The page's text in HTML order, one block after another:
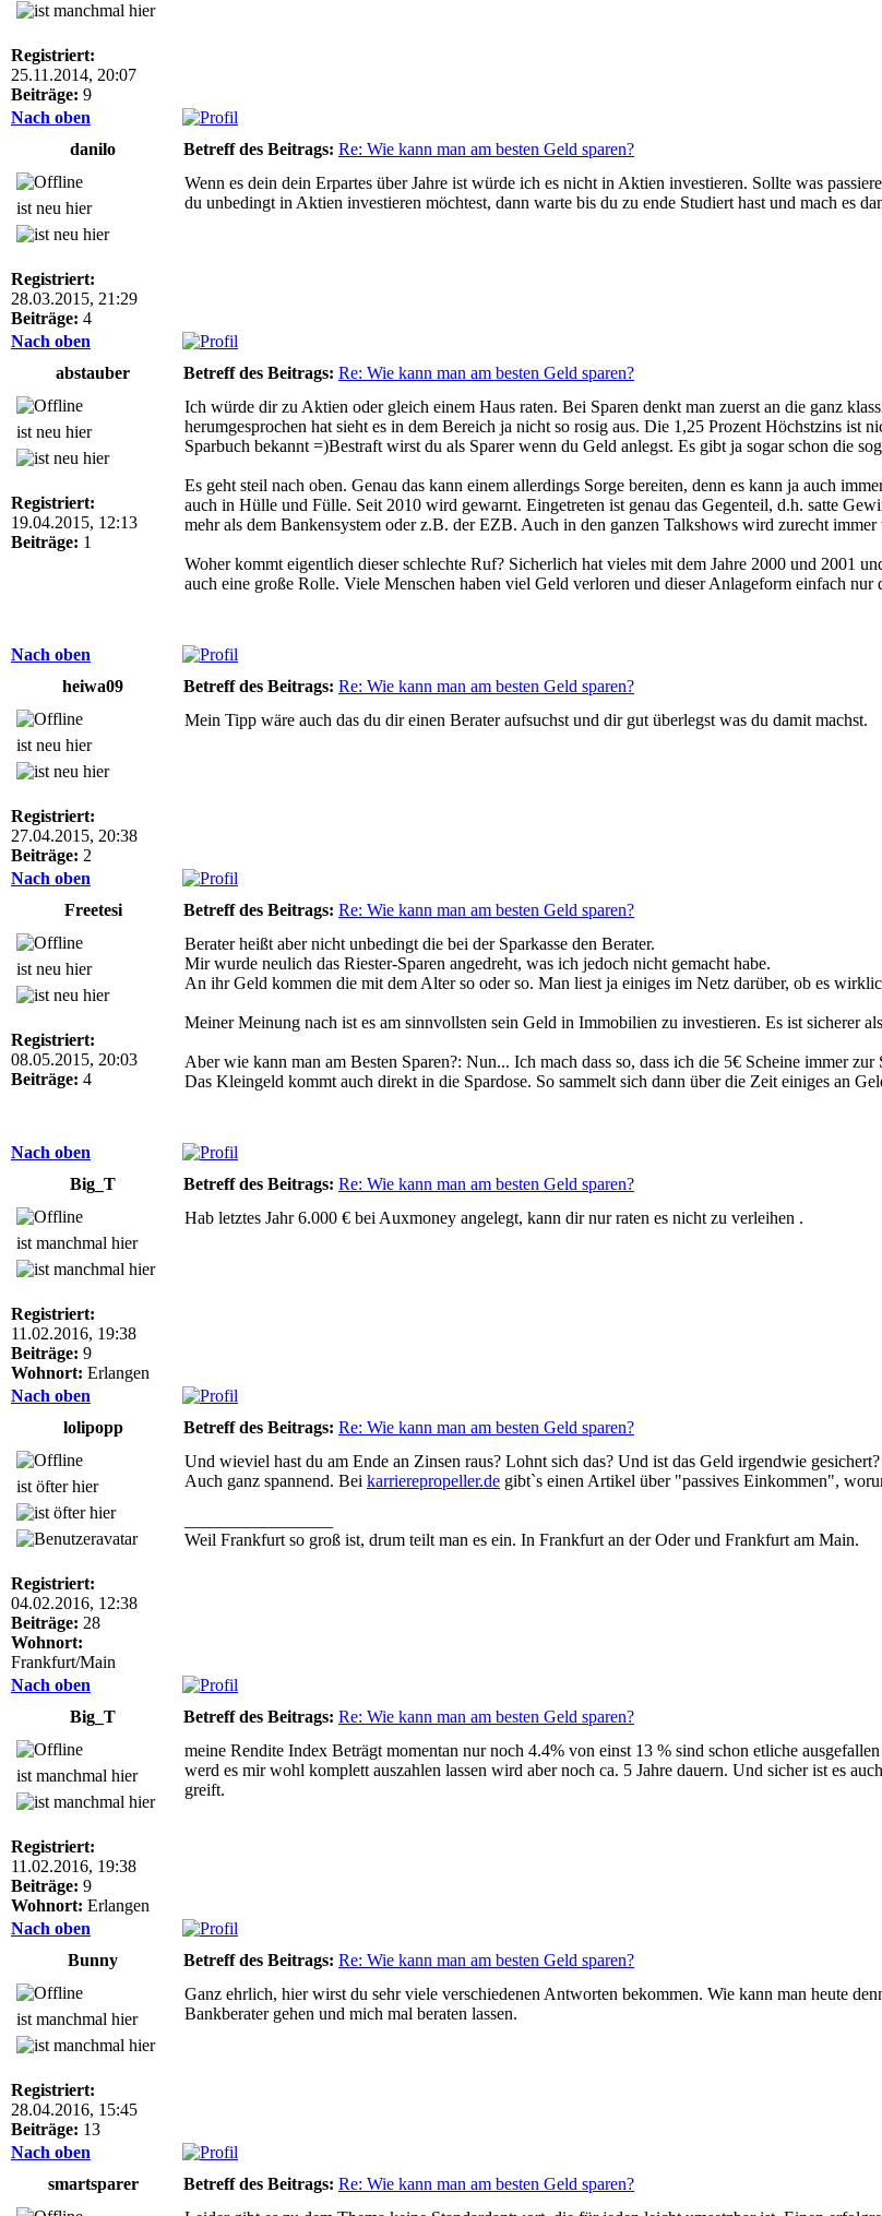
Registriert:
25.11.2014, 20:07
Beiträge: 9
Nach oben
danilo
Betreff des Beitrags: Re: Wie kann man am besten Geld sparen?
ist neu hier
Registriert:
28.03.2015, 21:29
Beiträge: 4
Wenn es dein dein Erpartes über Jahre ist würde ich es nicht in Aktien investieren. Sollte was
du unbedingt in Aktien investieren möchtest, dann warte bis du zu ende Studiert hast und mach es
Nach oben
abstauber
Betreff des Beitrags: Re: Wie kann man am besten Geld sparen?
ist neu hier
Registriert:
19.04.2015, 12:13
Beiträge: 1
Ich würde dir zu Aktien oder gleich einem Haus raten. Bei Sparen denkt man zuerst an die ganz
herumgesprochen hat sieht es in dem Bereich ja nicht so rosig aus. Die 1,25 Prozent Höchstzins ist
Sparbuch bekannt =)Bestraft wirst du als Sparer wenn du Geld anlegst. Es gibt ja sogar schon die
Es geht steil nach oben. Genau das kann einem allerdings Sorge bereiten, denn es kann ja auch
auch in Hülle und Fülle. Seit 2010 wird gewarnt. Eingetreten ist genau das Gegenteil, d.h. satte
mehr als dem Bankensystem oder z.B. der EZB. Auch in den ganzen Talkshows wird zurecht
Woher kommt eigentlich dieser schlechte Ruf? Sicherlich hat vieles mit dem Jahre 2000 und 2001
auch eine große Rolle. Viele Menschen haben viel Geld verloren und dieser Anlageform einfach nur
Nach oben
heiwa09
Betreff des Beitrags: Re: Wie kann man am besten Geld sparen?
ist neu hier
Registriert:
27.04.2015, 20:38
Beiträge: 2
Mein Tipp wäre auch das du dir einen Berater aufsuchst und dir gut überlegst was du damit machst.
Nach oben
Freetesi
Betreff des Beitrags: Re: Wie kann man am besten Geld sparen?
ist neu hier
Registriert:
08.05.2015, 20:03
Beiträge: 4
Berater heißt aber nicht unbedingt die bei der Sparkasse den Berater.
Mir wurde neulich das Riester-Sparen angedreht, was ich jedoch nicht gemacht habe.
An ihr Geld kommen die mit dem Alter so oder so. Man liest ja einiges im Netz darüber, ob es
Meiner Meinung nach ist es am sinnvollsten sein Geld in Immobilien zu investieren. Es ist sicherer
Aber wie kann man am Besten Sparen?: Nun... Ich mach dass so, dass ich die 5€ Scheine immer
Das Kleingeld kommt auch direkt in die Spardose. So sammelt sich dann über die Zeit einiges an
Nach oben
Big_T
Betreff des Beitrags: Re: Wie kann man am besten Geld sparen?
ist manchmal hier
Registriert:
11.02.2016, 19:38
Beiträge: 9
Wohnort: Erlangen
Hab letztes Jahr 6.000 € bei Auxmoney angelegt, kann dir nur raten es nicht zu verleihen .
Nach oben
lolipopp
Betreff des Beitrags: Re: Wie kann man am besten Geld sparen?
ist öfter hier
Registriert:
04.02.2016, 12:38
Beiträge: 28
Wohnort:
Frankfurt/Main
Und wieviel hast du am Ende an Zinsen raus? Lohnt sich das? Und ist das Geld irgendwie gesichert?
Auch ganz spannend. Bei karrierepropeller.de gibt`s einen Artikel über "passives Einkommen",
Weil Frankfurt so groß ist, drum teilt man es ein. In Frankfurt an der Oder und Frankfurt am Main.
Nach oben
Big_T
Betreff des Beitrags: Re: Wie kann man am besten Geld sparen?
ist manchmal hier
Registriert:
11.02.2016, 19:38
Beiträge: 9
Wohnort: Erlangen
meine Rendite Index Beträgt momentan nur noch 4.4% von einst 13 % sind schon etliche
werd es mir wohl komplett auszahlen lassen wird aber noch ca. 5 Jahre dauern. Und sicher ist es
greift.
Nach oben
Bunny
Betreff des Beitrags: Re: Wie kann man am besten Geld sparen?
ist manchmal hier
Registriert:
28.04.2016, 15:45
Beiträge: 13
Ganz ehrlich, hier wirst du sehr viele verschiedenen Antworten bekommen. Wie kann man heute
Bankberater gehen und mich mal beraten lassen.
Nach oben
smartsparer
Betreff des Beitrags: Re: Wie kann man am besten Geld sparen?